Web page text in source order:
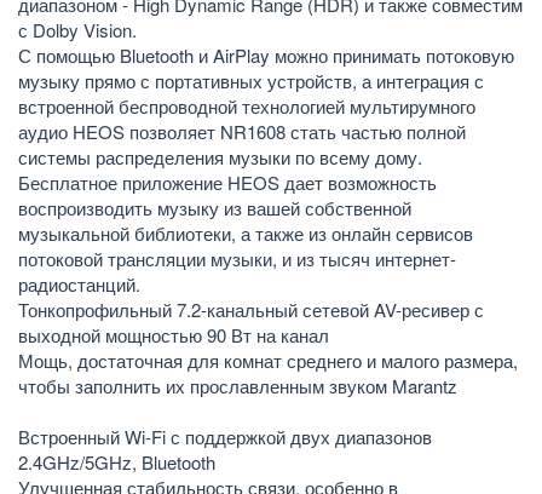
с Dolby Vision.
С помощью Bluetooth и AirPlay можно принимать потоковую
музыку прямо с портативных устройств, а интеграция с
встроенной беспроводной технологией мультирумного
аудио HEOS позволяет NR1608 стать частью полной
системы распределения музыки по всему дому.
Бесплатное приложение HEOS дает возможность
воспроизводить музыку из вашей собственной
музыкальной библиотеки, а также из онлайн сервисов
потоковой трансляции музыки, и из тысяч интернет-
радиостанций.
Тонкопрофильный 7.2-канальный сетевой AV-ресивер с
выходной мощностью 90 Вт на канал
Мощь, достаточная для комнат среднего и малого размера,
чтобы заполнить их прославленным звуком Marantz
Встроенный Wi-Fi с поддержкой двух диапазонов
2.4GHz/5GHz, Bluetooth
Улучшенная стабильность связи, особенно в